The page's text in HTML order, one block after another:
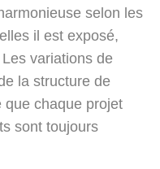
selon les
il est exposé,
variations de
la structure de
que chaque projet
sont toujours